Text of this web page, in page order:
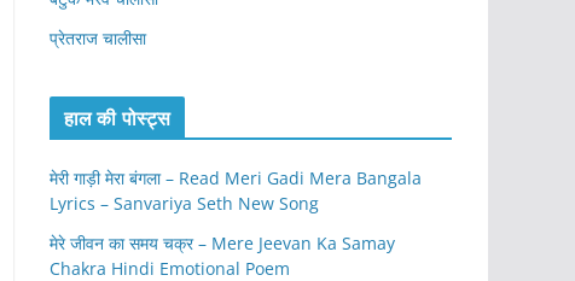
प्रेतराज चालीसा
हाल की पोस्ट्स
मेरी गाड़ी मेरा बंगला – Read Meri Gadi Mera Bangala
Lyrics – Sanvariya Seth New Song
मेरे जीवन का समय चक्र – Mere Jeevan Ka Samay
Chakra Hindi Emotional Poem